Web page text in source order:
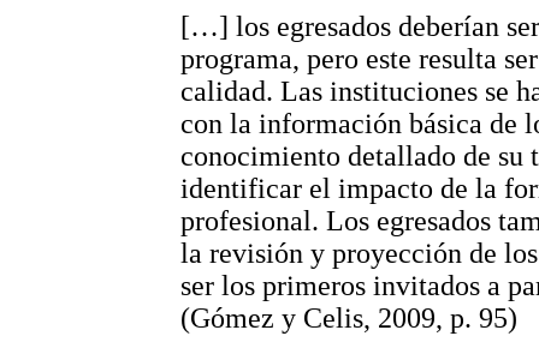
[…] los egresados deberían
programa, pero este resulta
calidad. Las instituciones se
con la información básica de
conocimiento detallado de su
identificar el impacto de la
profesional. Los egresados
la revisión y proyección de
ser los primeros invitados a
(Gómez y Celis, 2009, p. 95)